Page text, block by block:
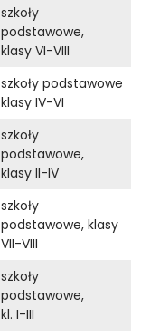
szkoły
podstawowe,
klasy VI-VIII
szkoły podstawowe
klasy IV-VI
szkoły
podstawowe,
klasy II-IV
szkoły
podstawowe, klasy
VII-VIII
szkoły
podstawowe,
kl. I-III